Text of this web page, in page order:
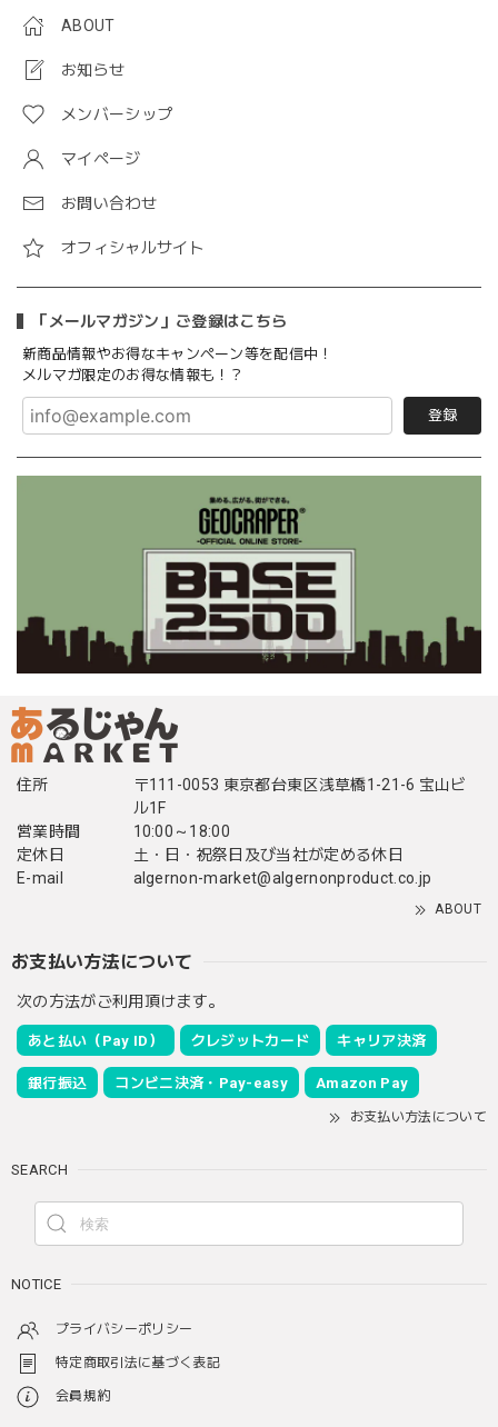
ABOUT
お知らせ
メンバーシップ
マイページ
お問い合わせ
オフィシャルサイト
「メールマガジン」ご登録はこちら
新商品情報やお得なキャンペーン等を配信中！
メルマガ限定のお得な情報も！？
登録
住所
〒111-0053 東京都台東区浅草橋1-21-6 宝山ビ
ル1F
営業時間
10:00～18:00
定休日
土・日・祝祭日及び当社が定める休日
E-mail
algernon-market@algernonproduct.co.jp
ABOUT
お支払い方法について
次の方法がご利用頂けます。
あと払い（Pay ID） クレジットカード キャリア決済
銀行振込 コンビニ決済・Pay-easy Amazon Pay
お支払い方法について
SEARCH
NOTICE
プライバシーポリシー
特定商取引法に基づく表記
会員規約